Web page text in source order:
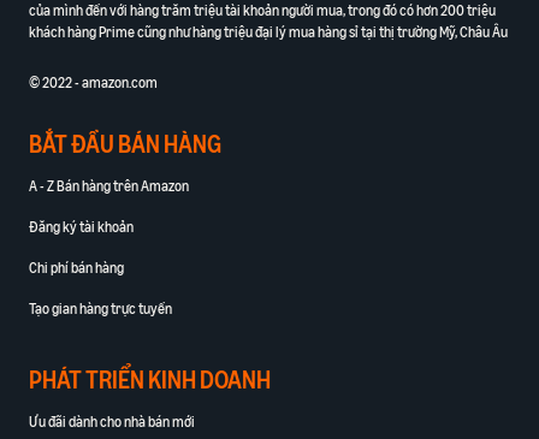
của mình đến với hàng trăm triệu tài khoản người mua, trong đó có hơn 200 triệu
khách hàng Prime cũng như hàng triệu đại lý mua hàng sỉ tại thị trường Mỹ, Châu Âu
© 2022 - amazon.com
BẮT ĐẦU BÁN HÀNG
A - Z Bán hàng trên Amazon
Đăng ký tài khoản
Chi phí bán hàng
Tạo gian hàng trực tuyến
PHÁT TRIỂN KINH DOANH
Ưu đãi dành cho nhà bán mới